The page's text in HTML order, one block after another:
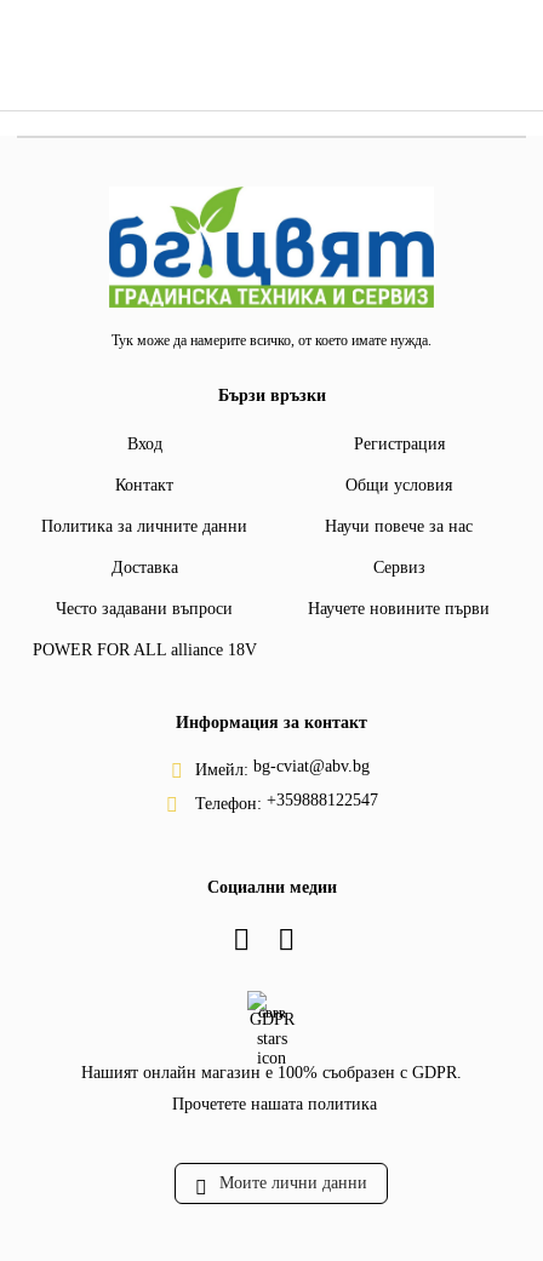
Тук може да намерите всичко, от което имате нужда.
Бързи връзки
Вход Регистрация
Контакт Общи условия
Политика за личните данни Научи повече за нас
Доставка Сервиз
Често задавани въпроси Научете новините първи
POWER FOR ALL alliance 18V
Информация за контакт
Имейл: bg-cviat@abv.bg
Телефон: +359888122547
Социални медии
GDPR
Нашият онлайн магазин е 100% съобразен с GDPR.
Прочетете нашата политика
Моите лични данни